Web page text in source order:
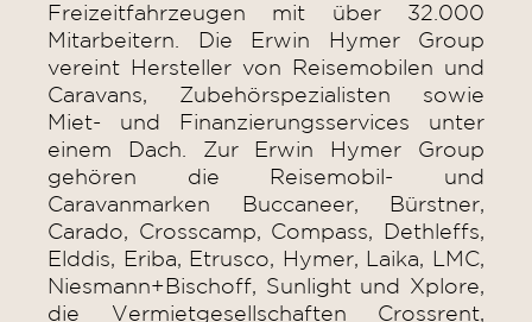
Freizeitfahrzeugen mit über 32.000
Mitarbeitern. Die Erwin Hymer Group
vereint Hersteller von Reisemobilen und
Caravans, Zubehörspezialisten sowie
Miet- und Finanzierungsservices unter
einem Dach. Zur Erwin Hymer Group
gehören die Reisemobil- und
Caravanmarken Buccaneer, Bürstner,
Carado, Crosscamp, Compass, Dethleffs,
Elddis, Eriba, Etrusco, Hymer, Laika, LMC,
Niesmann+Bischoff, Sunlight und Xplore,
die Vermietgesellschaften Crossrent,